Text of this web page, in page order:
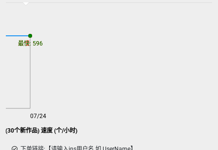
(30个新作品) 速度 (个/小时)
07/24
最慢: 596
最快: 596